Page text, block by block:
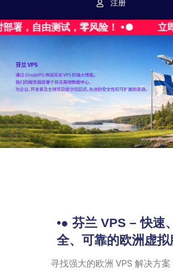
注册
自由测试，零风险！ •● 立即开
•● 芬兰 VPS – 快速
全、可靠的欧洲虚拟
寻找强大的欧洲 VPS 解决方案